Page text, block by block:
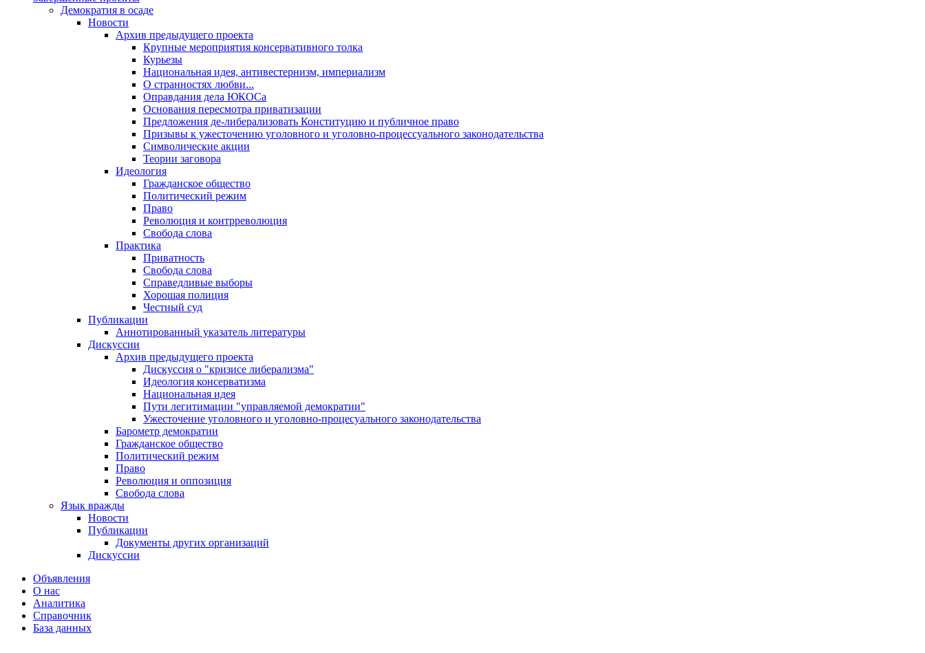
Демократия в осаде
Новости
Архив предыдущего проекта
Крупные мероприятия консервативного толка
Курьезы
Национальная идея, антивестернизм, империализм
О странностях любви...
Оправдания дела ЮКОСа
Основания пересмотра приватизации
Предложения де-либерализовать Конституцию и публичное право
Призывы к ужесточению уголовного и уголовно-процессуального законодательства
Символические акции
Теории заговора
Идеология
Гражданское общество
Политический режим
Право
Революция и контрреволюция
Свобода слова
Практика
Приватность
Свобода слова
Справедливые выборы
Хорошая полиция
Честный суд
Публикации
Аннотированный указатель литературы
Дискуссии
Архив предыдущего проекта
Дискуссия о "кризисе либерализма"
Идеология консерватизма
Национальная идея
Пути легитимации "управляемой демократии"
Ужесточение уголовного и уголовно-процесуального законодательства
Барометр демократии
Гражданское общество
Политический режим
Право
Революция и оппозиция
Свобода слова
Язык вражды
Новости
Публикации
Документы других организаций
Дискуссии
Объявления
О нас
Аналитика
Справочник
База данных